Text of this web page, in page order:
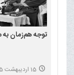
توجه هم‌زمان
15 اردیبهشت 1405